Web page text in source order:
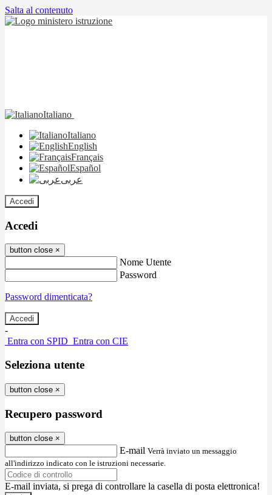
Salta al contenuto
Italiano
Italiano
English
Français
Español
عربى
Accedi
Accedi
button close ×
Nome Utente
Password
Password dimenticata?
-
Entra con SPID Entra con CIE
Seleziona utente
button close ×
Recupero password
button close ×
E-mail Verrà inviato un messaggio
all'indirizzo indicato con le istruzioni necessarie.
E-mail inviata, si prega di controllare la casella di posta elettronica!